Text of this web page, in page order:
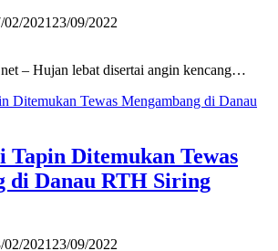
02/2021 23/09/2022
– Hujan lebat disertai angin kencang…
Ditemukan Tewas
di Danau RTH Siring
02/2021 23/09/2022